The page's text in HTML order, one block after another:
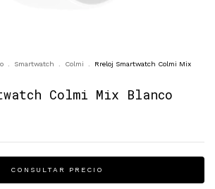
Smartwatch Colmi
Rreloj Smartwatch Colmi Mix
Colmi Mix Blanco